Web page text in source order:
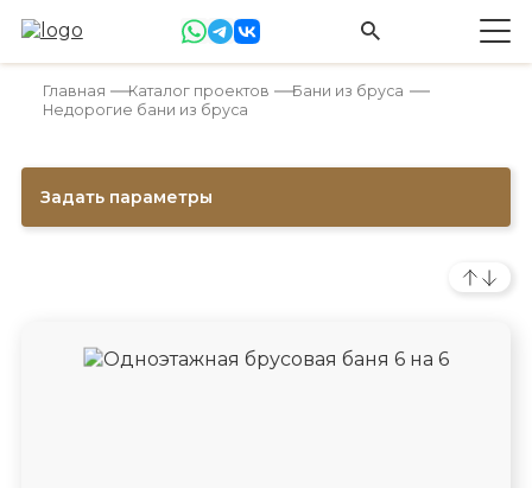
Главная Каталог проектов
Бани из бруса
Недорогие бани из бруса
Задать параметры